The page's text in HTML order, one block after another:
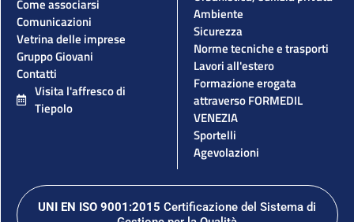
Come associarsi
Comunicazioni
Vetrina delle imprese
Gruppo Giovani
Contatti
Visita l'affresco di
Tiepolo
Ambiente
Sicurezza
Norme tecniche e trasporti
Lavori all'estero
Formazione erogata
attraverso FORMEDIL
VENEZIA
Sportelli
Agevolazioni
UNI EN ISO 9001:2015 Certificazione del Sistema di